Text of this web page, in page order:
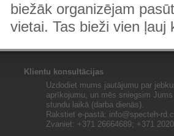
biežāk organizējam
vietai. Tas bieži vien
Klientu konsultācijas
Uzdodiet mums jautājumu par
aprīkojumu, un mēs sniegsim
stundu laikā (darba dienās).
Rakstiet e-pastā: info@specteh-
Zvaniet: +371 26664689; +371